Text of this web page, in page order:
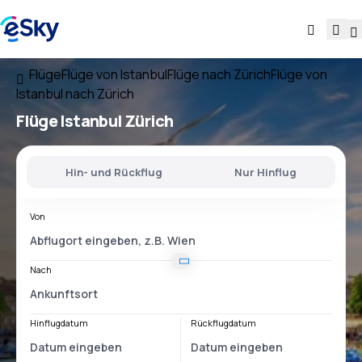
FlügeFlüge von IstanbulFlüge nach ZürichFlüge von
Istanbul nach Zürich
FlügeIstanbul Zürich
Hin- und Rückflug Nur Hinflug
Von
Nach
Hinflugdatum Rückflugdatum